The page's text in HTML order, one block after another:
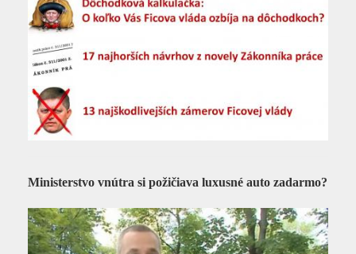
Ministerstvo vnútra si požičiava luxusné auto zadarmo?